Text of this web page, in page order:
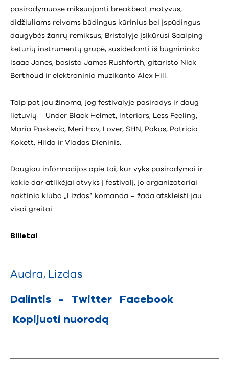
pasirodymuose miksuojanti breakbeat motyvus,
didžiuliams reivams būdingus kūrinius bei įspūdingus
daugybės žanrų remiksus; Bristolyje įsikūrusi Scalping –
keturių instrumentų grupė, susidedanti iš būgnininko
Isaac Jones, bosisto James Rushforth, gitaristo Nick
Berthoud ir elektroninio muzikanto Alex Hill.
Taip pat jau žinoma, jog festivalyje pasirodys ir daug
lietuvių – Under Black Helmet, Interiors, Less Feeling,
Maria Paskevic, Meri Hov, Lover, SHN, Pakas, Patricia
Kokett, Hilda ir Vladas Dieninis.
Daugiau informacijos apie tai, kur vyks pasirodymai ir
kokie dar atlikėjai atvyks į festivalį, jo organizatoriai –
naktinio klubo „Lizdas“ komanda – žada atskleisti jau
visai greitai.
Bilietai
Audra, Lizdas
Dalintis - Twitter
Facebook
Kopijuoti nuorodą